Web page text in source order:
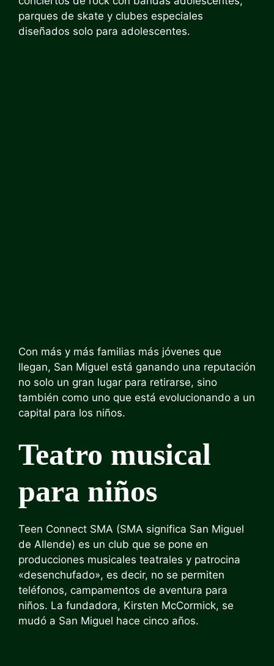
parques de skate y clubes especiales
diseñados solo para adolescentes.
Con más y más familias más jóvenes que
llegan, San Miguel está ganando una reputación
no solo un gran lugar para retirarse, sino
también como uno que está evolucionando a un
capital para los niños.
Teatro musical
para niños
Teen Connect SMA (SMA significa San Miguel
de Allende) es un club que se pone en
producciones musicales teatrales y patrocina
«desenchufado», es decir, no se permiten
teléfonos, campamentos de aventura para
niños. La fundadora, Kirsten McCormick, se
mudó a San Miguel hace cinco años.